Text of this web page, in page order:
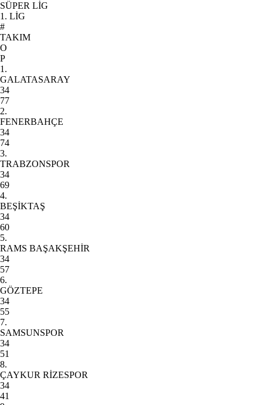
SÜPER LİG
1. LİG
#
TAKIM
O
P
1.
GALATASARAY
34
77
2.
FENERBAHÇE
34
74
3.
TRABZONSPOR
34
69
4.
BEŞİKTAŞ
34
60
5.
RAMS BAŞAKŞEHİR
34
57
6.
GÖZTEPE
34
55
7.
SAMSUNSPOR
34
51
8.
ÇAYKUR RİZESPOR
34
41